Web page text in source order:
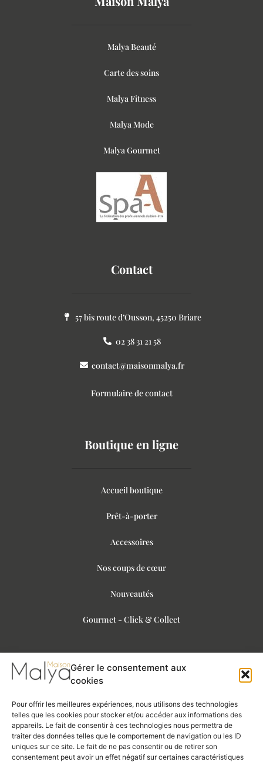
Gérer le consentement aux
cookies
Pour offrir les meilleures expériences, nous utilisons des technologies
telles que les cookies pour stocker et/ou accéder aux informations des
appareils. Le fait de consentir à ces technologies nous permettra de
traiter des données telles que le comportement de navigation ou les ID
uniques sur ce site. Le fait de ne pas consentir ou de retirer son
consentement peut avoir un effet négatif sur certaines caractéristiques
Malya Beauté
Carte des soins
Malya Fitness
Malya Mode
Malya Gourmet
Contact
57 bis route d’Ousson, 45250 Briare
02 38 31 21 58
contact@maisonmalya.fr
Formulaire de contact
Boutique en ligne
Accueil boutique
Prêt-à-porter
Accessoires
Nos coups de cœur
Nouveautés
Gourmet - Click & Collect
Informations légales
Mentions légales
Politique de confidentialité